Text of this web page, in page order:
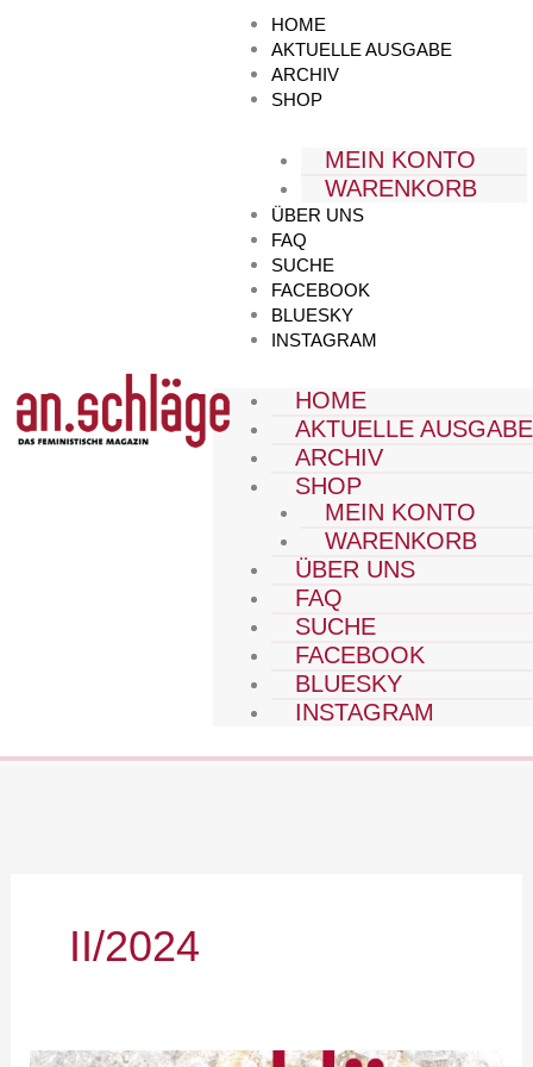
HOME
AKTUELLE AUSGABE
ARCHIV
SHOP
MEIN KONTO
WARENKORB
ÜBER UNS
FAQ
SUCHE
FACEBOOK
BLUESKY
INSTAGRAM
HOME
AKTUELLE AUSGABE
ARCHIV
SHOP
MEIN KONTO
WARENKORB
ÜBER UNS
FAQ
SUCHE
FACEBOOK
BLUESKY
INSTAGRAM
II/2024
2024-